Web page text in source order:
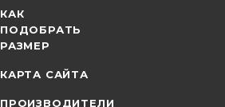
КАК
ПОДОБРАТЬ
РАЗМЕР
КАРТА САЙТА
ПРОИЗВОДИТЕЛИ